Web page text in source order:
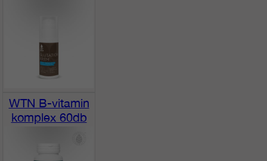
WTN B-vitamin
komplex 60db